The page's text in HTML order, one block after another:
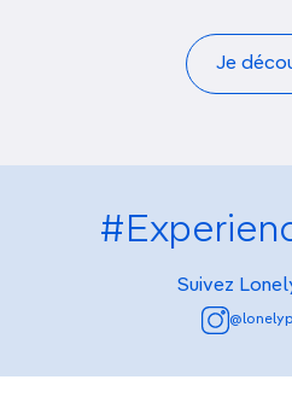
Je
Suivez